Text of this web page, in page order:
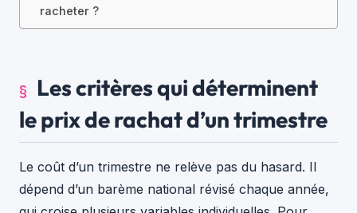
racheter ?
Les critères qui déterminent
le prix de rachat d’un trimestre
Le coût d’un trimestre ne relève pas du hasard. Il
dépend d’un barème national révisé chaque année,